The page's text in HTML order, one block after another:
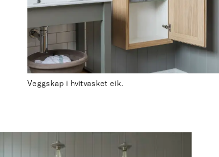
Veggskap i hvitvasket eik.